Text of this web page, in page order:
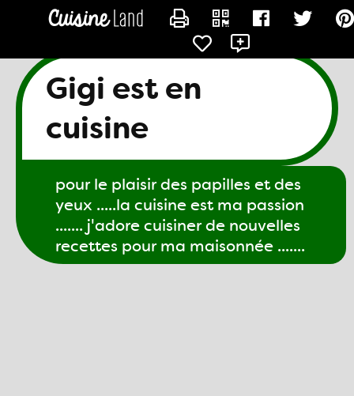
Gigi est en
cuisine
pour le plaisir des papilles et des
yeux .....la cuisine est ma passion
....... j'adore cuisiner de nouvelles
recettes pour ma maisonnée .......
CONTACTER GIGI61